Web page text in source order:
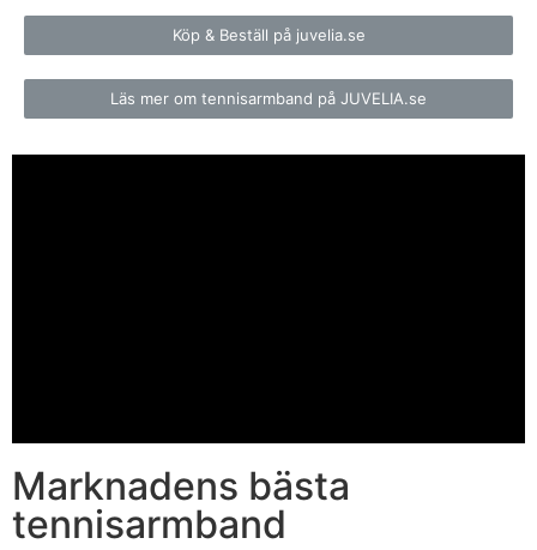
Köp & Beställ på juvelia.se
Läs mer om tennisarmband på JUVELIA.se
Marknadens bästa
tennisarmband